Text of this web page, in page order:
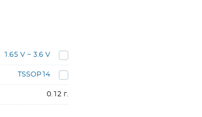
1.65 V ~ 3.6 V
TSSOP14
0.12 г.